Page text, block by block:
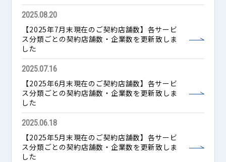
2025.08.20
【2025年7月末現在のご契約店舗数】各サービ
ス分類ごとの契約店舗数・企業数を更新致しま
した
2025.07.16
【2025年6月末現在のご契約店舗数】各サービ
ス分類ごとの契約店舗数・企業数を更新致しま
した
2025.06.18
【2025年5月末現在のご契約店舗数】各サービ
ス分類ごとの契約店舗数・企業数を更新致しま
した